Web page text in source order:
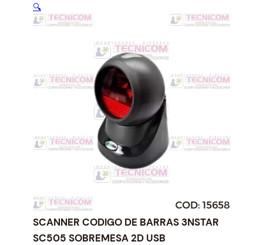
🔍
SCANNER CODIGO DE BARRAS 3NSTAR
SC505 SOBREMESA 2D USB